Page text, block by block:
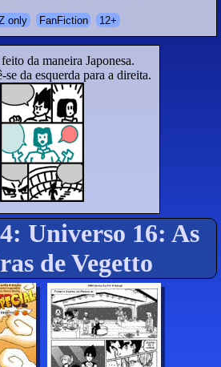
only FanFiction 12+
da maneira Japonesa.
se da esquerda para a direita.
Universo 16: As
de Vegetto